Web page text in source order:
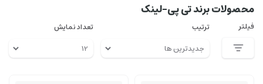
محصولات برند تی پی-لینک
فیلتر ترتیب تعداد نمایش